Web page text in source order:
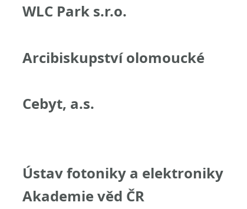
WLC Park s.r.o.
Arcibiskupství olomoucké
Cebyt, a.s.
Ústav fotoniky a elektroniky
Akademie věd ČR